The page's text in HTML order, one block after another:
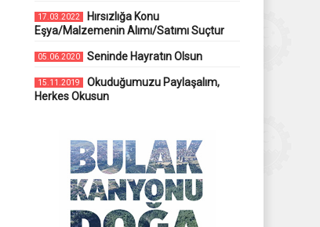
17.03.2022
Hırsızlığa Konu
Eşya/Malzemenin Alımı/Satımı Suçtur
05.06.2020 Seninde Hayratın Olsun
15.11.2019
Okuduğumuzu Paylaşalım,
Herkes Okusun